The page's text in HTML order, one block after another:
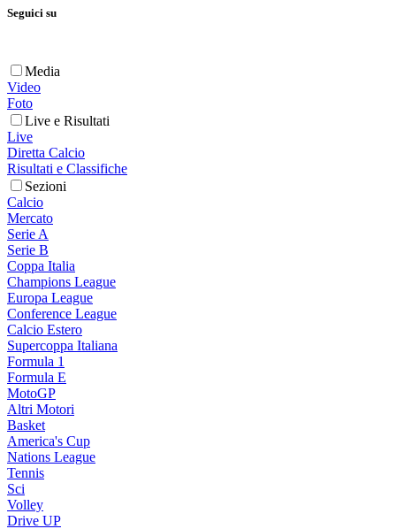
Seguici su
Media
Video
Foto
Live e Risultati
Live
Diretta Calcio
Risultati e Classifiche
Sezioni
Calcio
Mercato
Serie A
Serie B
Coppa Italia
Champions League
Europa League
Conference League
Calcio Estero
Supercoppa Italiana
Formula 1
Formula E
MotoGP
Altri Motori
Basket
America's Cup
Nations League
Tennis
Sci
Volley
Drive UP